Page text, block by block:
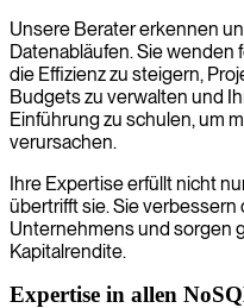
Unsere Berater erkennen
Datenabläufen. Sie wenden
die Effizienz zu steigern,
Budgets zu verwalten und
Einführung zu schulen, um
verursachen.
Ihre Expertise erfüllt nicht
übertrifft sie. Sie verbessern
Unternehmens und sorgen
Kapitalrendite.
Expertise in allen